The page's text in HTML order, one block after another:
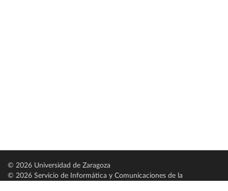
© 2026 Universidad de Zaragoza
© 2026 Servicio de Informática y Comunicaciones de la